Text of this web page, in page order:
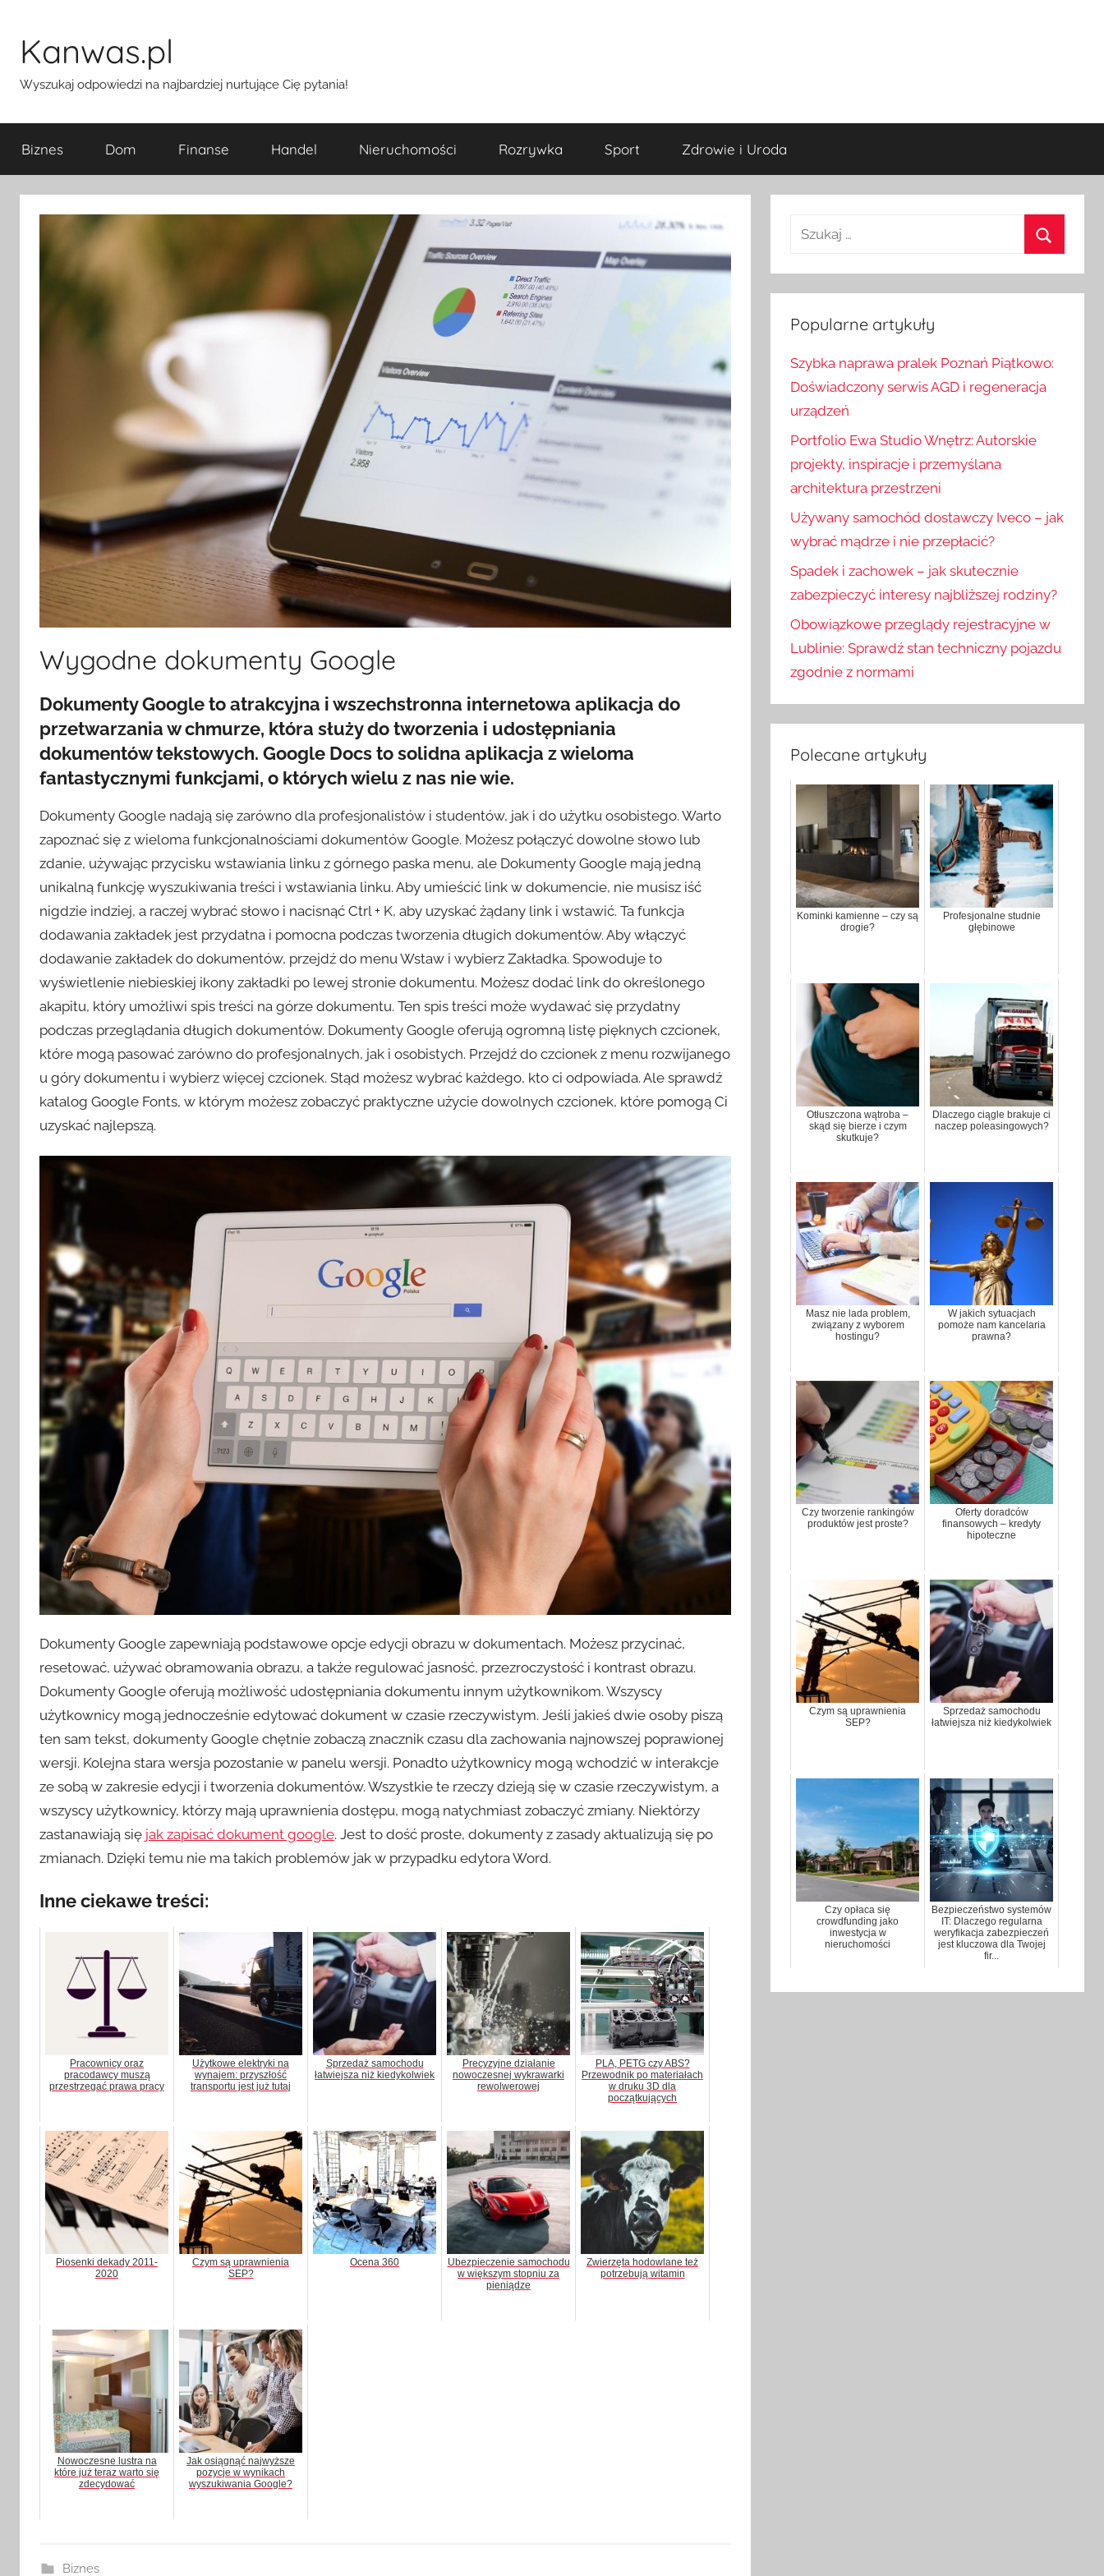
treściKanwas.pl
Wyszukaj odpowiedzi na najbardziej nurtujące Cię pytania!
Biznes Dom Finanse Handel Nieruchomości Rozrywka Sport Zdrowie i Uroda
Wygodne dokumenty Google
Dokumenty Google to atrakcyjna i wszechstronna internetowa aplikacja do
przetwarzania w chmurze, która służy do tworzenia i udostępniania
dokumentów tekstowych. Google Docs to solidna aplikacja z wieloma
fantastycznymi funkcjami, o których wielu z nas nie wie.
Dokumenty Google nadają się zarówno dla profesjonalistów i studentów, jak i do użytku osobistego. Warto
zapoznać się z wieloma funkcjonalnościami dokumentów Google. Możesz połączyć dowolne słowo lub
zdanie, używając przycisku wstawiania linku z górnego paska menu, ale Dokumenty Google mają jedną
unikalną funkcję wyszukiwania treści i wstawiania linku. Aby umieścić link w dokumencie, nie musisz iść
nigdzie indziej, a raczej wybrać słowo i nacisnąć Ctrl + K, aby uzyskać żądany link i wstawić. Ta funkcja
dodawania zakładek jest przydatna i pomocna podczas tworzenia długich dokumentów. Aby włączyć
dodawanie zakładek do dokumentów, przejdź do menu Wstaw i wybierz Zakładka. Spowoduje to
wyświetlenie niebieskiej ikony zakładki po lewej stronie dokumentu. Możesz dodać link do określonego
akapitu, który umożliwi spis treści na górze dokumentu. Ten spis treści może wydawać się przydatny
podczas przeglądania długich dokumentów. Dokumenty Google oferują ogromną listę pięknych czcionek,
które mogą pasować zarówno do profesjonalnych, jak i osobistych. Przejdź do czcionek z menu rozwijanego
u góry dokumentu i wybierz więcej czcionek. Stąd możesz wybrać każdego, kto ci odpowiada. Ale sprawdź
katalog Google Fonts, w którym możesz zobaczyć praktyczne użycie dowolnych czcionek, które pomogą Ci
uzyskać najlepszą.
Dokumenty Google zapewniają podstawowe opcje edycji obrazu w dokumentach. Możesz przycinać,
resetować, używać obramowania obrazu, a także regulować jasność, przezroczystość i kontrast obrazu.
Dokumenty Google oferują możliwość udostępniania dokumentu innym użytkownikom. Wszyscy
użytkownicy mogą jednocześnie edytować dokument w czasie rzeczywistym. Jeśli jakieś dwie osoby piszą
ten sam tekst, dokumenty Google chętnie zobaczą znacznik czasu dla zachowania najnowszej poprawionej
wersji. Kolejna stara wersja pozostanie w panelu wersji. Ponadto użytkownicy mogą wchodzić w interakcje
ze sobą w zakresie edycji i tworzenia dokumentów. Wszystkie te rzeczy dzieją się w czasie rzeczywistym, a
wszyscy użytkownicy, którzy mają uprawnienia dostępu, mogą natychmiast zobaczyć zmiany. Niektórzy
zastanawiają się jak zapisać dokument google. Jest to dość proste, dokumenty z zasady aktualizują się po
zmianach. Dzięki temu nie ma takich problemów jak w przypadku edytora Word.
Inne ciekawe treści:
Pracownicy oraz
pracodawcy muszą
przestrzegać prawa pracy
Użytkowe elektryki na
wynajem: przyszłość
transportu jest już tutaj
Sprzedaż samochodu
łatwiejsza niż kiedykolwiek
Precyzyjne działanie
nowoczesnej wykrawarki
rewolwerowej
PLA, PETG czy ABS?
Przewodnik po materiałach
w druku 3D dla
początkujących
Piosenki dekady 2011-
2020
Czym są uprawnienia
SEP?
Ocena 360
Ubezpieczenie samochodu
w większym stopniu za
pieniądze
Zwierzęta hodowlane też
potrzebują witamin
Nowoczesne lustra na
które już teraz warto się
zdecydować
Jak osiągnąć najwyższe
pozycje w wynikach
wyszukiwania Google?
Biznes
u
k
a
:
a
j
Popularne artykuły
Szybka naprawa pralek Poznań Piątkowo:
Doświadczony serwis AGD i regeneracja
urządzeń
Portfolio Ewa Studio Wnętrz: Autorskie
projekty, inspiracje i przemyślana
architektura przestrzeni
Używany samochód dostawczy Iveco – jak
wybrać mądrze i nie przepłacić?
Spadek i zachowek – jak skutecznie
zabezpieczyć interesy najbliższej rodziny?
Obowiązkowe przeglądy rejestracyjne w
Lublinie: Sprawdź stan techniczny pojazdu
zgodnie z normami
Polecane artykuły
Kominki kamienne – czy są
drogie?
Profesjonalne studnie
głębinowe
Otłuszczona wątroba –
skąd się bierze i czym
skutkuje?
Dlaczego ciągle brakuje ci
naczep poleasingowych?
Masz nie lada problem,
związany z wyborem
hostingu?
W jakich sytuacjach
pomoże nam kancelaria
prawna?
Czy tworzenie rankingów
produktów jest proste?
Oferty doradców
finansowych – kredyty
hipoteczne
Czym są uprawnienia
SEP?
Sprzedaż samochodu
łatwiejsza niż kiedykolwiek
Czy opłaca się
crowdfunding jako
inwestycja w
nieruchomości
Bezpieczeństwo systemów
IT: Dlaczego regularna
weryfikacja zabezpieczeń
jest kluczowa dla Twojej
fir...